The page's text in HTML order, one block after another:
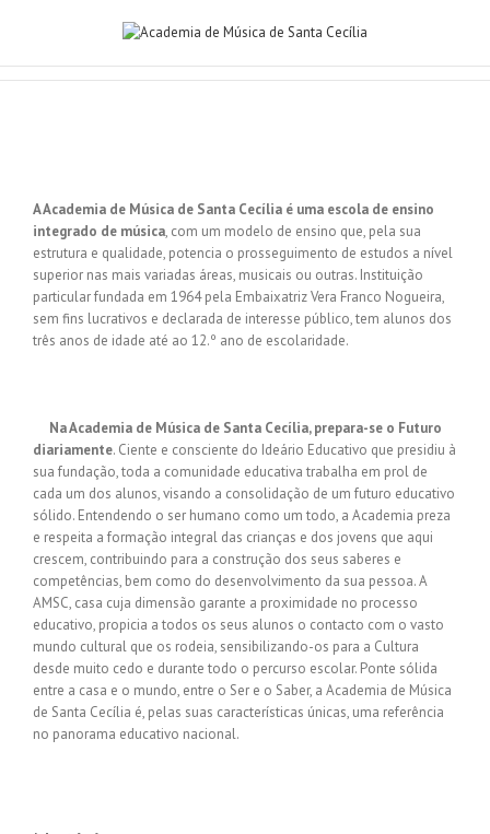
A Academia de Música de Santa Cecília é uma escola de ensino
integrado de música, com um modelo de ensino que, pela sua
estrutura e qualidade, potencia o prosseguimento de estudos a nível
superior nas mais variadas áreas, musicais ou outras. Instituição
particular fundada em 1964 pela Embaixatriz Vera Franco Nogueira,
sem fins lucrativos e declarada de interesse público, tem alunos dos
três anos de idade até ao 12.º ano de escolaridade.
Na Academia de Música de Santa Cecília, prepara-se o Futuro
diariamente. Ciente e consciente do Ideário Educativo que presidiu à
sua fundação, toda a comunidade educativa trabalha em prol de
cada um dos alunos, visando a consolidação de um futuro educativo
sólido. Entendendo o ser humano como um todo, a Academia preza
e respeita a formação integral das crianças e dos jovens que aqui
crescem, contribuindo para a construção dos seus saberes e
competências, bem como do desenvolvimento da sua pessoa. A
AMSC, casa cuja dimensão garante a proximidade no processo
educativo, propicia a todos os seus alunos o contacto com o vasto
mundo cultural que os rodeia, sensibilizando-os para a Cultura
desde muito cedo e durante todo o percurso escolar. Ponte sólida
entre a casa e o mundo, entre o Ser e o Saber, a Academia de Música
de Santa Cecília é, pelas suas características únicas, uma referência
no panorama educativo nacional.